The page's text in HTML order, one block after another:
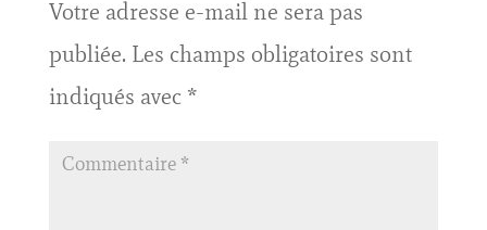
Votre adresse e-mail ne sera pas
publiée. Les champs obligatoires sont
indiqués avec *